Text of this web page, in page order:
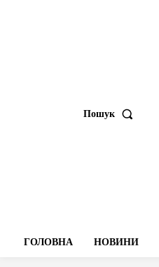
Пошук
ГОЛОВНА НОВИНИ